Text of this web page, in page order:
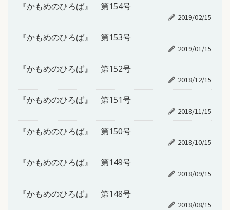
『かもめのひろば』 第154号
2019/02/15
『かもめのひろば』 第153号
2019/01/15
『かもめのひろば』 第152号
2018/12/15
『かもめのひろば』 第151号
2018/11/15
『かもめのひろば』 第150号
2018/10/15
『かもめのひろば』 第149号
2018/09/15
『かもめのひろば』 第148号
2018/08/15